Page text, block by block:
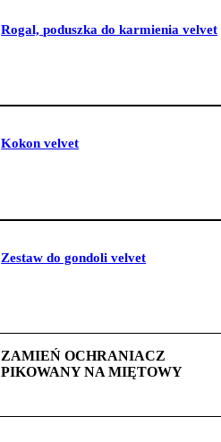
Rogal, poduszka do karmienia velvet
Kokon velvet
Zestaw do gondoli velvet
ZAMIEŃ OCHRANIACZ
PIKOWANY NA MIĘTOWY